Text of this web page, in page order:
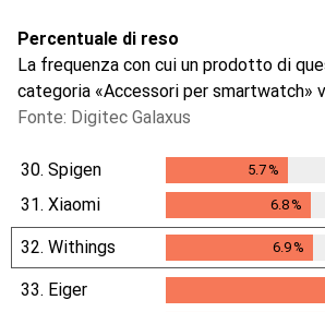
Percentuale di reso
La frequenza con cui un prodotto di
categoria «Accessori per smartwatch»
Fonte: Digitec Galaxus
30. Spigen 5.7%
31. Xiaomi 6.8%
32. Withings 6.9%
33. Eiger